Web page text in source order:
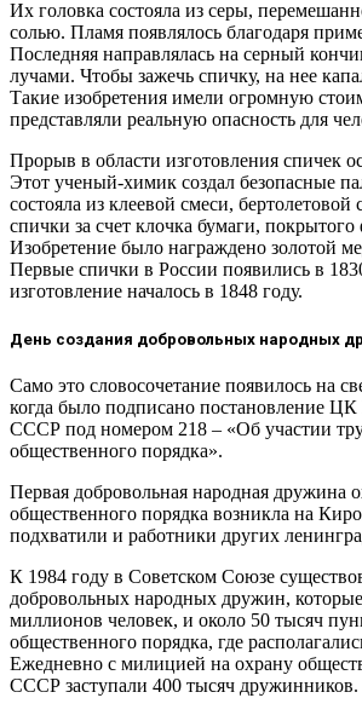
Их головка состояла из серы,
солью. Пламя появлялось благодаря
Последняя направлялась на серный
лучами. Чтобы зажечь спичку, на нее
Такие изобретения имели огромную
представляли реальную опасность для
Прорыв в области изготовления спичек
Этот ученый-химик создал безопасные
состояла из клеевой смеси, бертолетовой
спички за счет клочка бумаги,
Изобретение было награждено золотой
Первые спички в России появились в
изготовление началось в 1848 году.
День создания добровольных народных
Само это словосочетание появилось на
когда было подписано постановление
СССР под номером 218 – «Об участии
общественного порядка».
Первая добровольная народная дружина
общественного порядка возникла на
подхватили и работники других
К 1984 году в Советском Союзе
добровольных народных дружин,
миллионов человек, и около 50 тысяч
общественного порядка, где
Ежедневно с милицией на охрану
СССР заступали 400 тысяч дружинников.